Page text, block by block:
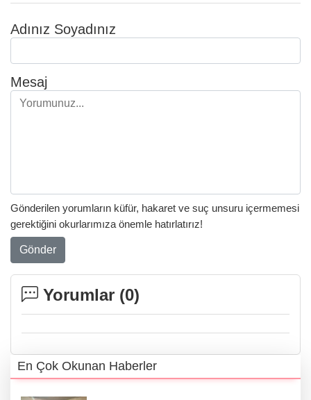
Adınız Soyadınız
Mesaj
Gönderilen yorumların küfür, hakaret ve suç unsuru içermemesi
gerektiğini okurlarımıza önemle hatırlatırız!
Gönder
Yorumlar (0)
En Çok Okunan Haberler